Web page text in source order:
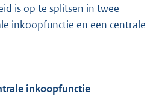
is op te splitsen in twee
inkoopfunctie en een centrale
inkoopfunctie